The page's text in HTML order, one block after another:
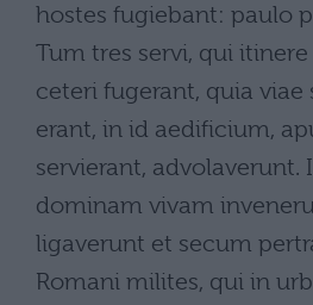
hostes fugiebant: paulo
Tum tres servi, qui
ceteri fugerant, quia viae
erant, in id aedificium,
servierant, advolaverunt.
dominam vivam
ligaverunt et secum
Romani milites, qui in